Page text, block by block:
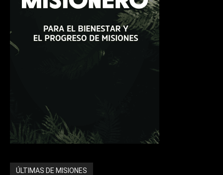
ÚLTIMAS DE MISIONES